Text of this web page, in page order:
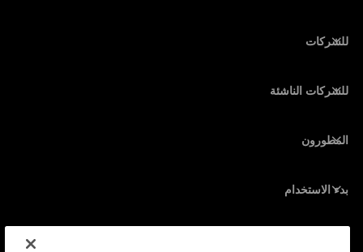
Ledger Nano Classics
الحِزم
جميع المنتجات
محفظة Cardano
محفظة مونيرو
رؤية جميع الأصول
شراء الأصول المشفرة
مبادلة الأصول المشفرة
للشركات
للشركات الناشئة
المطورون
بدء الاستخدام